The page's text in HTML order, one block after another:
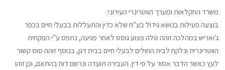
משרד החקלאות ומערך הווטרינרי העירוני:
בוצעה פעילות בנושא גידול בע"ח שלא כדין והתעללות בבעלי חיים בכפר
ג'ואריש במהלכה זוהה טלה פצוע גוסס לאחר פגיעה, נתפס ע"י הפקחית
הווטרינרית ונלקח לבית החולים לבעלי חיים בבית דגן, בנוסף זוהה סוס קשור
לעץ כאשר הדבר אסור על פי דין. העבירה תועדה ונרשם דוח בהתאם, וכן זוהו